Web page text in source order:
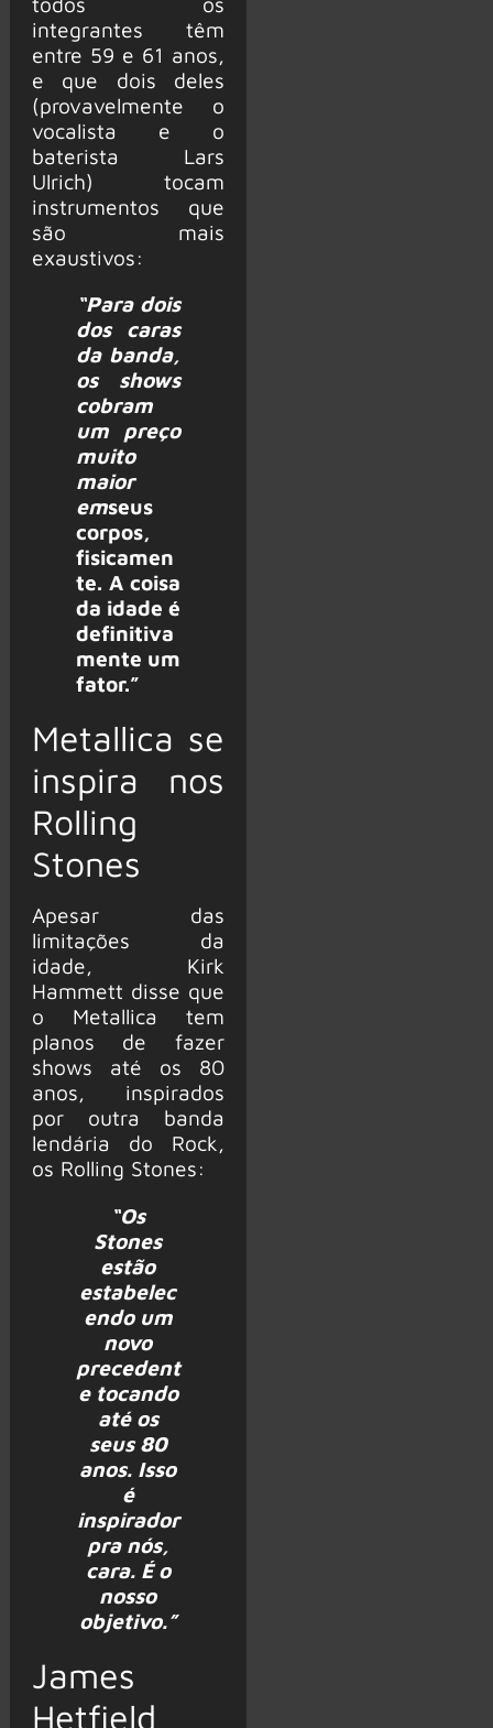
integrantes têm
entre 59 e 61 anos,
e que dois deles
(provavelmente o
vocalista e o
baterista Lars
Ulrich) tocam
instrumentos que
são mais
exaustivos:
“Para dois
dos caras
da banda,
os shows
cobram
um preço
muito
maior
emseus
corpos,
fisicamen
te. A coisa
da idade é
definitiva
mente um
fator.”
Metallica se
inspira nos
Rolling
Stones
Apesar das
limitações da
idade, Kirk
Hammett disse que
o Metallica tem
planos de fazer
shows até os 80
anos, inspirados
por outra banda
lendária do Rock,
os Rolling Stones:
“Os
Stones
estão
estabelec
endo um
novo
precedent
e tocando
até os
seus 80
anos. Isso
é
inspirador
pra nós,
cara. É o
nosso
objetivo.”
James
Hetfield